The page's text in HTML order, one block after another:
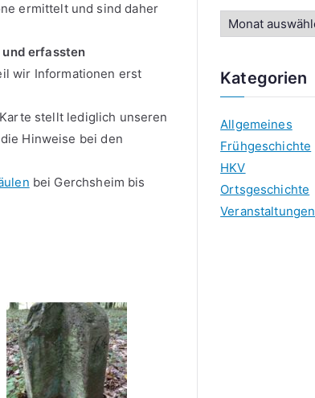
ermittelt und sind daher
erfassten
wir Informationen erst
stellt lediglich unseren
Hinweise bei den
bei Gerchsheim bis
h
v
Kategorien
Allgemeines
Frühgeschichte
HKV
Ortsgeschichte
Veranstaltungen